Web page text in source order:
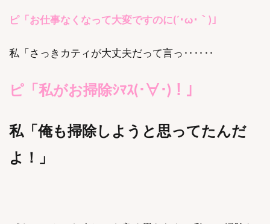
ピ「お仕事なくなって大変ですのに(´･ω･｀)」
私「さっきカティが大丈夫だって言っ‥‥‥
ピ「私がお掃除ｼﾏｽ(･∀･)！」
私「俺も掃除しようと思ってたんだ
よ！」